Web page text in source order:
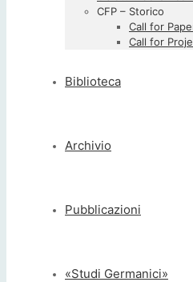
CFP – Storico
Call for
Call for
Biblioteca
Archivio
Pubblicazioni
«Studi Germanici»